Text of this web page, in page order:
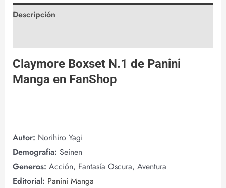
Descripción
Claymore Boxset N.1 de Panini
Manga en FanShop
Autor: Norihiro Yagi
Demografia: Seinen
Generos: Acción, Fantasía Oscura, Aventura
Editorial: Panini Manga